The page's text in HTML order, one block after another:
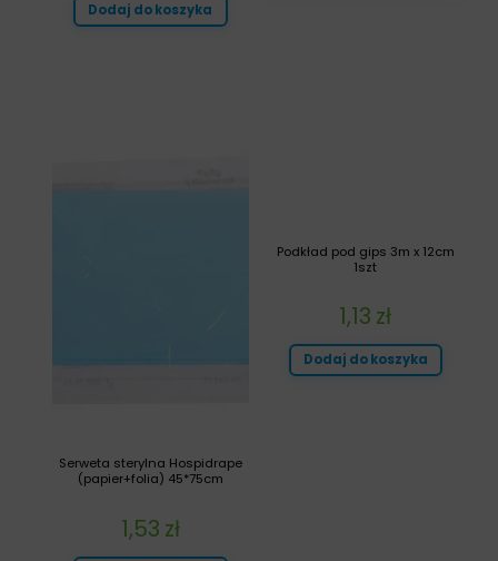
Podkład pod gips 3m x 12cm
1szt
1,13 zł
Dodaj do koszyka
Dodaj do koszyka
Serweta sterylna Hospidrape
(papier+folia) 45*75cm
1,53 zł